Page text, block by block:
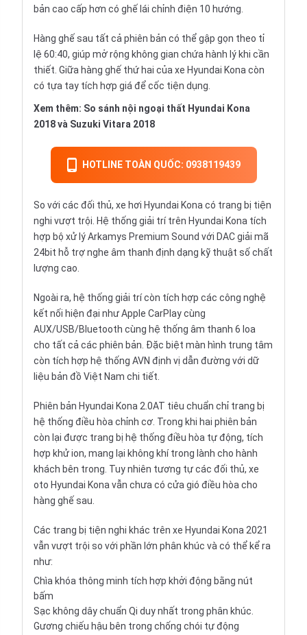
bản cao cấp hơn có ghế lái chỉnh điện 10 hướng.
Hàng ghế sau tất cả phiên bản có thể gập gọn theo tỉ
lệ 60:40, giúp mở rộng không gian chứa hành lý khi cần
thiết. Giữa hàng ghế thứ hai của xe Hyundai Kona còn
có tựa tay tích hợp giá để cốc tiện dụng.
Xem thêm: So sánh nội ngoại thất Hyundai Kona
2018 và Suzuki Vitara 2018
HOTLINE TOÀN QUỐC: 0938119439
So với các đối thủ, xe hơi Hyundai Kona có trang bị tiện
nghi vượt trội. Hệ thống giải trí trên Hyundai Kona tích
hợp bộ xử lý Arkamys Premium Sound với DAC giải mã
24bit hỗ trợ nghe âm thanh định dạng kỹ thuật số chất
lượng cao.
Ngoài ra, hệ thống giải trí còn tích hợp các công nghệ
kết nối hiện đại như Apple CarPlay cùng
AUX/USB/Bluetooth cùng hệ thống âm thanh 6 loa
cho tất cả các phiên bản. Đặc biệt màn hình trung tâm
còn tích hợp hệ thống AVN định vị dẫn đường với dữ
liệu bản đồ Việt Nam chi tiết.
Phiên bản Hyundai Kona 2.0AT tiêu chuẩn chỉ trang bị
hệ thống điều hòa chỉnh cơ. Trong khi hai phiên bản
còn lại được trang bị hệ thống điều hòa tự động, tích
hợp khử ion, mang lại không khí trong lành cho hành
khách bên trong. Tuy nhiên tương tự các đối thủ, xe
oto Hyundai Kona vẫn chưa có cửa gió điều hòa cho
hàng ghế sau.
Các trang bị tiện nghi khác trên xe Hyundai Kona 2021
vẫn vượt trội so với phần lớn phân khúc và có thể kể ra
như:
Chìa khóa thông minh tích hợp khởi động bằng nút
bấm
Sạc không dây chuẩn Qi duy nhất trong phân khúc.
Gương chiếu hậu bên trong chống chói tự động